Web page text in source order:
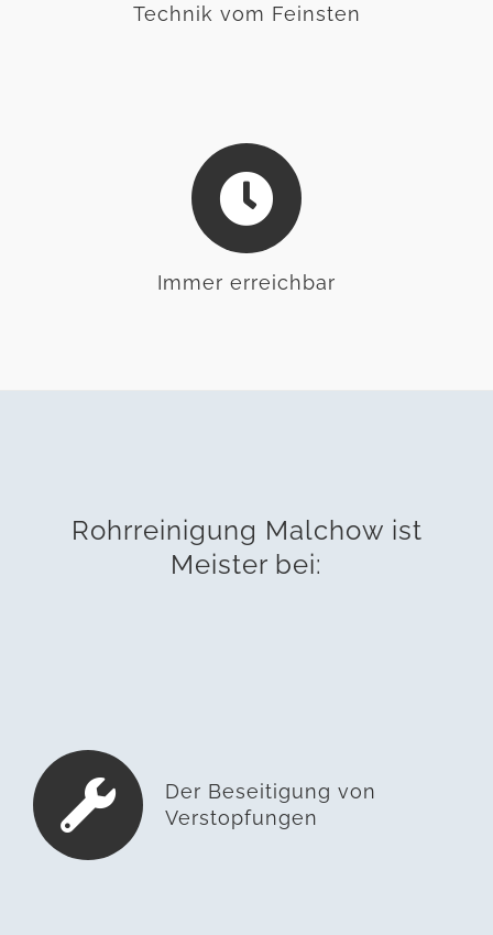
Technik vom Feinsten
Immer erreichbar
Rohrreinigung Malchow ist
Meister bei:
Der Beseitigung von
Verstopfungen